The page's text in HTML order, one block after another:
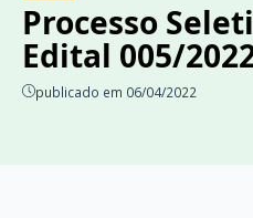
Processo
Edital 005/
publicado em 06/04/2022